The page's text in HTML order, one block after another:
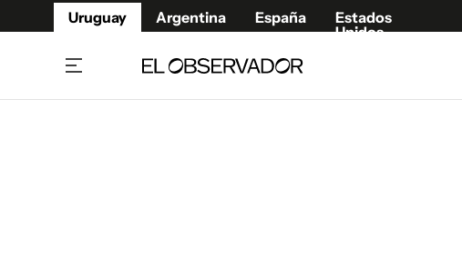
Uruguay Argentina España
Estados
Unidos